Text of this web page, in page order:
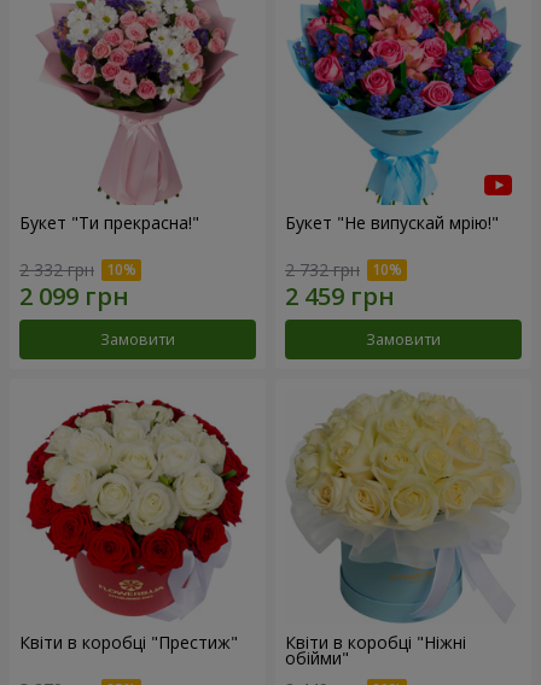
Букет "Ти прекрасна!"
2 332 грн
Замовити
Букет "Не випускай мрію!"
2 732 грн
Замовити
Квіти в коробці "Престиж" Квіти в коробці "Ніжні
обійми"